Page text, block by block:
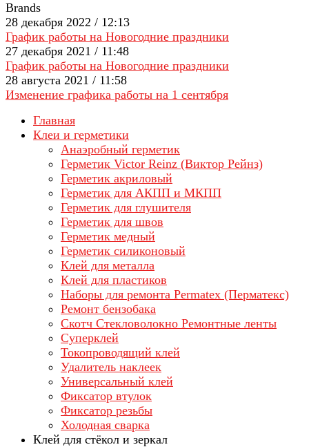
Brands
28 декабря 2022 / 12:13
График работы на Новогодние праздники
27 декабря 2021 / 11:48
График работы на Новогодние праздники
28 августа 2021 / 11:58
Изменение графика работы на 1 сентября
Главная
Клеи и герметики
Анаэробный герметик
Герметик Victor Reinz (Виктор Рейнз)
Герметик акриловый
Герметик для АКПП и МКПП
Герметик для глушителя
Герметик для швов
Герметик медный
Герметик силиконовый
Клей для металла
Клей для пластиков
Наборы для ремонта Permatex (Перматекс)
Ремонт бензобака
Скотч Стекловолокно Ремонтные ленты
Суперклей
Токопроводящий клей
Удалитель наклеек
Универсальный клей
Фиксатор втулок
Фиксатор резьбы
Холодная сварка
Клей для стёкол и зеркал